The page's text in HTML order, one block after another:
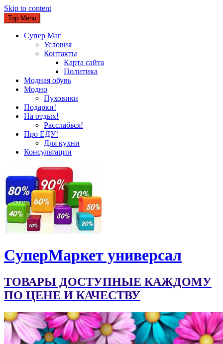
Skip to content
Top Menu
Супер Маг
Условия
Контакты
Карта сайта
Политика
Модная обувь
Модно
Пуховики
Подарки!
На отдых!
Расслабься!
Про ЕДУ!
Для кухни
Консультации
CуперМаркет универсал
ТОВАРЫ ДОСТУПНЫЕ КАЖДОМУ
ПО ЦЕНЕ И КАЧЕСТВУ